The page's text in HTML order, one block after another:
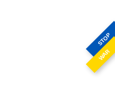
STOP
WAR